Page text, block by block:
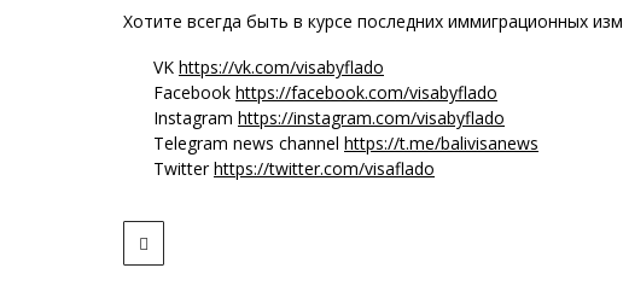
Хотите всегда быть в курсе последних иммиграционных
VK https://vk.com/visabyflado
Facebook https://facebook.com/visabyflado
Instagram https://instagram.com/visabyflado
Telegram news channel https://t.me/balivisanews
Twitterhttps://twitter.com/visaflado